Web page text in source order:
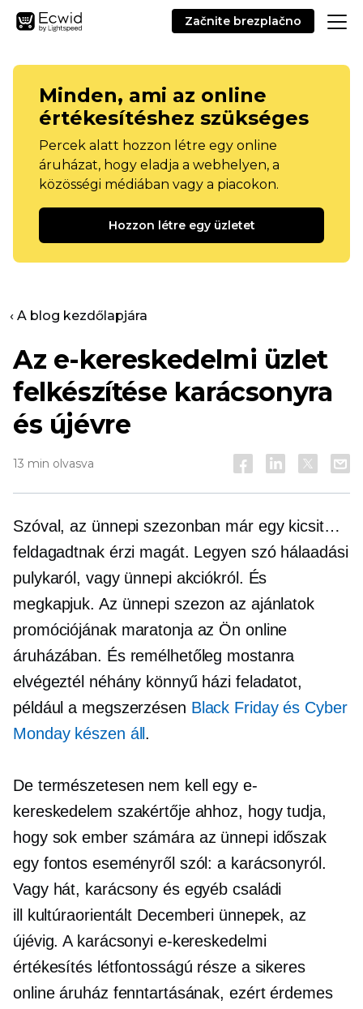
Začnite brezplačno
Minden, ami az online
értékesítéshez szükséges
Percek alatt hozzon létre egy online
áruházat, hogy eladja a webhelyen, a
közösségi médiában vagy a piacokon.
Hozzon létre egy üzletet
‹ A blog kezdőlapjára
Az e-kereskedelmi üzlet
felkészítése karácsonyra
és újévre
13 min olvasva
Szóval, az ünnepi szezonban már egy kicsit…
feldagadtnak érzi magát. Legyen szó hálaadási
pulykaról, vagy ünnepi akciókról. És
megkapjuk. Az ünnepi szezon az ajánlatok
promóciójának maratonja az Ön online
áruházában. És remélhetőleg mostanra
elvégeztél néhány könnyű házi feladatot,
például a megszerzésen Black Friday és Cyber
​​Monday készen áll .
De természetesen nem kell egy e-
kereskedelem szakértője ahhoz, hogy tudja,
hogy sok ember számára az ünnepi időszak
egy fontos eseményről szól: a karácsonyról.
Vagy hát, karácsony és egyéb családi
ill
kultúraorientált Decemberi ünnepek, az
újévig. A karácsonyi e-kereskedelmi
értékesítés létfontosságú része a sikeres
online áruház fenntartásának, ezért érdemes